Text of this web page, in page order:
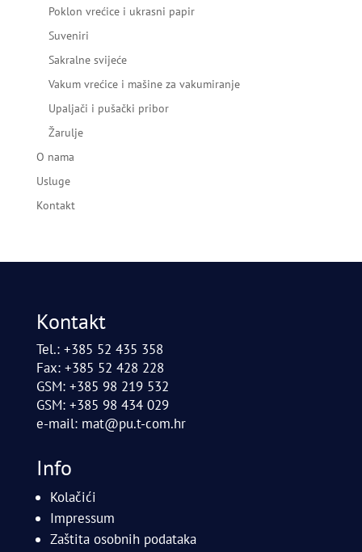
Poklon vrećice i ukrasni papir
Suveniri
Sakralne svijeće
Vakum vrećice i mašine za vakumiranje
Upaljači i pušački pribor
Žarulje
O nama
Usluge
Kontakt
Kontakt
Tel.: +385 52 435 358
Fax: +385 52 428 228
GSM: +385 98 219 532
GSM: +385 98 434 029
e-mail: mat@pu.t-com.hr
Info
Kolačići
Impressum
Zaštita osobnih podataka